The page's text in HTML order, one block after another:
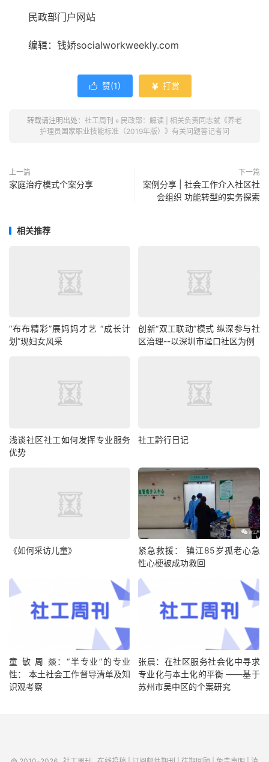
民政部门户网站
编辑：钱娇socialworkweekly.com
 赞(1)  打赏
转载请注明出处： 社工周刊 » 民政部：解读 | 相关负责同志就《养老
护理员国家职业技能标准（2019年版）》有关问题答记者问
上一篇
家庭治疗模式个案分享
下一篇
案例分享 | 社会工作介入社区社
会组织 功能转型的实务探索
相关推荐
“布布精彩”展妈妈才艺 “成长计
划”现妇女风采
创新“双工联动”模式 纵深参与社
区治理--以深圳市迳口社区为例
浅谈社区社工如何发挥专业服务
优势
社工黔行日记
《如何采访儿童》
紧急救援： 镇江85岁孤老心急
性心梗被成功救回
童 敏 周 燚：“半专业”的专业
性： 本土社会工作督导清单及知
识观考察
张晨：在社区服务社会化中寻求
专业化与本土化的平衡 ——基于
苏州市吴中区的个案研究